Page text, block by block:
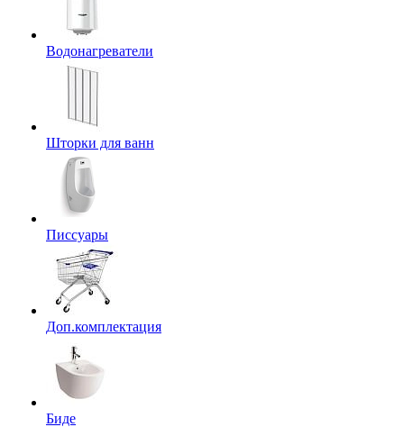
Водонагреватели
Шторки для ванн
Писсуары
Доп.комплектация
Биде